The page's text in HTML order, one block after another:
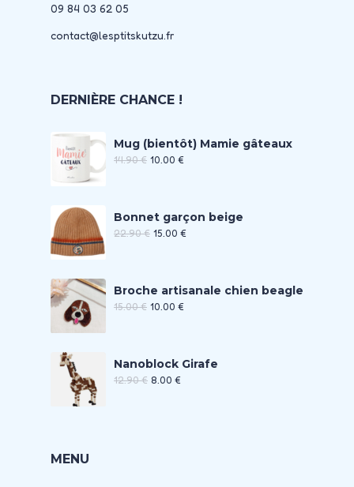
09 84 03 62 05
contact@lesptitskutzu.fr
DERNIÈRE CHANCE !
Mug (bientôt) Mamie gâteaux
14.90€ 10.00 €
Bonnet garçon beige
22.90€ 15.00 €
Broche artisanale chien beagle
15.00€ 10.00 €
Nanoblock Girafe
12.90€ 8.00 €
MENU